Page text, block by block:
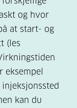
og hvor
at start- og
(les
eksempel
kan du